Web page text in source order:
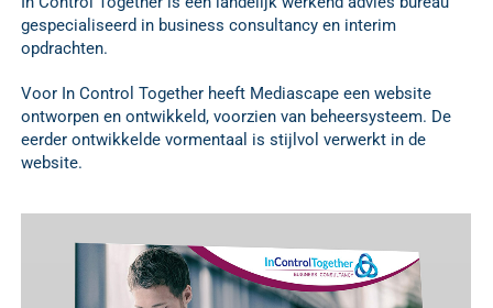
gespecialiseerd in business consultancy en interim
opdrachten.
Voor In Control Together heeft Mediascape een website
ontworpen en ontwikkeld, voorzien van beheersysteem. De
eerder ontwikkelde vormentaal is stijlvol verwerkt in de
website.